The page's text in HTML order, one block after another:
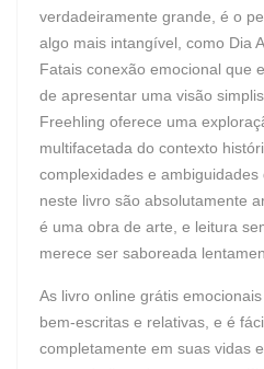
verdadeiramente grande, é o
algo mais intangível, como Dia
Fatais conexão emocional que
de apresentar uma visão
Freehling oferece uma
multifacetada do contexto
complexidades e
neste livro são absolutamente
é uma obra de arte, e leitura
merece ser saboreada
As livro online grátis
bem-escritas e relativas, e é
completamente em suas vidas